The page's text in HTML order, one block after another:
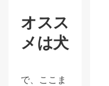
オスス
メは犬
で、ここま